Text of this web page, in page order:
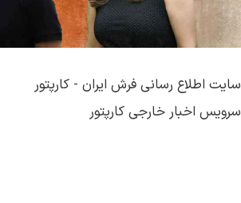
سایت اطلاع رسانی فرش ایران - کارپتور
سرویس اخبار خارجی کارپتور